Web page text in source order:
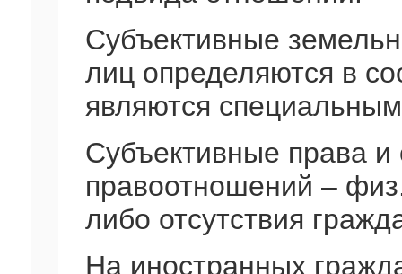
Субъективные
лиц определяются в
являются
Субъективные права и
правоотношений –
либо отсутствия
На иностранных